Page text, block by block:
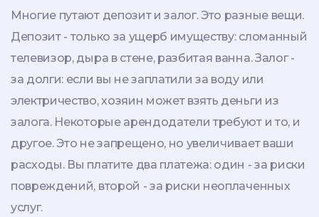
Многие путают депозит и залог. Это разные вещи.
Депозит - только за ущерб имуществу: сломанный
телевизор, дыра в стене, разбитая ванна. Залог -
за долги: если вы не заплатили за воду или
электричество, хозяин может взять деньги из
залога. Некоторые арендодатели требуют и то, и
другое. Это не запрещено, но увеличивает ваши
расходы. Вы платите два платежа: один - за риски
повреждений, второй - за риски неоплаченных
услуг.